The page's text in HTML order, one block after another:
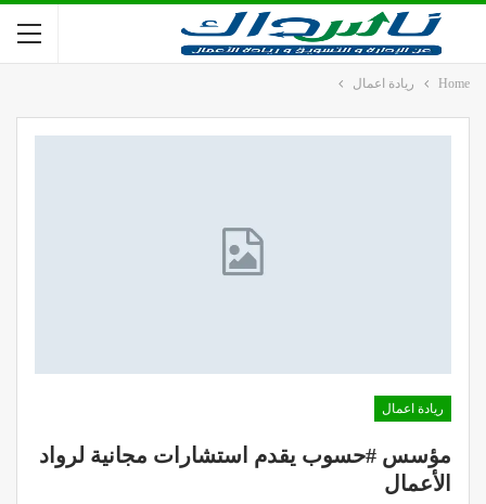
Home ريادة اعمال
ريادة اعمال
مؤسس #حسوب يقدم استشارات مجانية لرواد
الأعمال